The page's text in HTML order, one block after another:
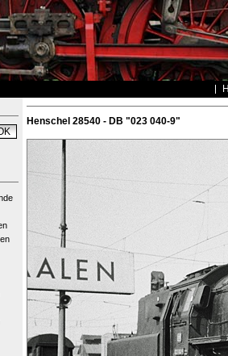
Henschel 28540 - DB "023 040-9"